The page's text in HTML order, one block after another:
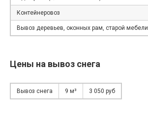
Контейнеровоз
Вывоз деревьев, оконных рам, старой мебели
Цены на вывоз снега
Вывоз снега 9 м³ 3 050 руб